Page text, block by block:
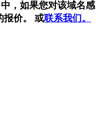
，如果您对该域名感
报价。 或联系我们。